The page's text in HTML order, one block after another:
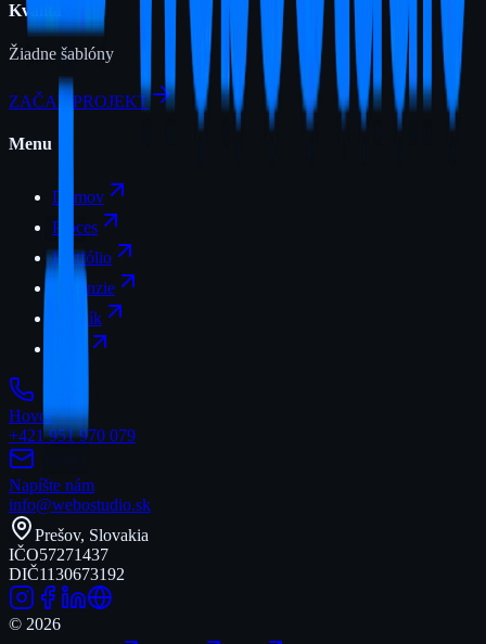
Kvalita
Žiadne šablóny
ZAČAŤ PROJEKT
Menu
Domov
Proces
Portfólio
Recenzie
Cenník
Hovor
+421 951 970 079
Napíšte nám
info@webostudio.sk
Prešov, Slovakia
IČO57271437
DIČ1130673192
© 2026